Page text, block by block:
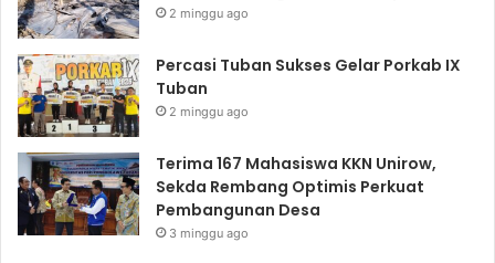
2 minggu ago
Percasi Tuban Sukses Gelar Porkab IX
Tuban
2 minggu ago
Terima 167 Mahasiswa KKN Unirow,
Sekda Rembang Optimis Perkuat
Pembangunan Desa
3 minggu ago